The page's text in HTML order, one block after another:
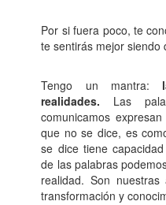
Por si fuera poco, te
te sentirás mejor siendo
Tengo un mantra:
realidades. Las
comunicamos
que no se dice, es
se dice tiene
de las palabras
realidad. Son
transformación y